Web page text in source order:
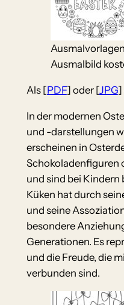
Ausmalbild
Als [PDF] oder [JPG]
In der modernen
und -darstellungen
erscheinen in
Schokoladenfiguren
und sind bei Kindern
Küken hat durch
und seine
besondere
Generationen. Es
und die Freude, die
verbunden sind.